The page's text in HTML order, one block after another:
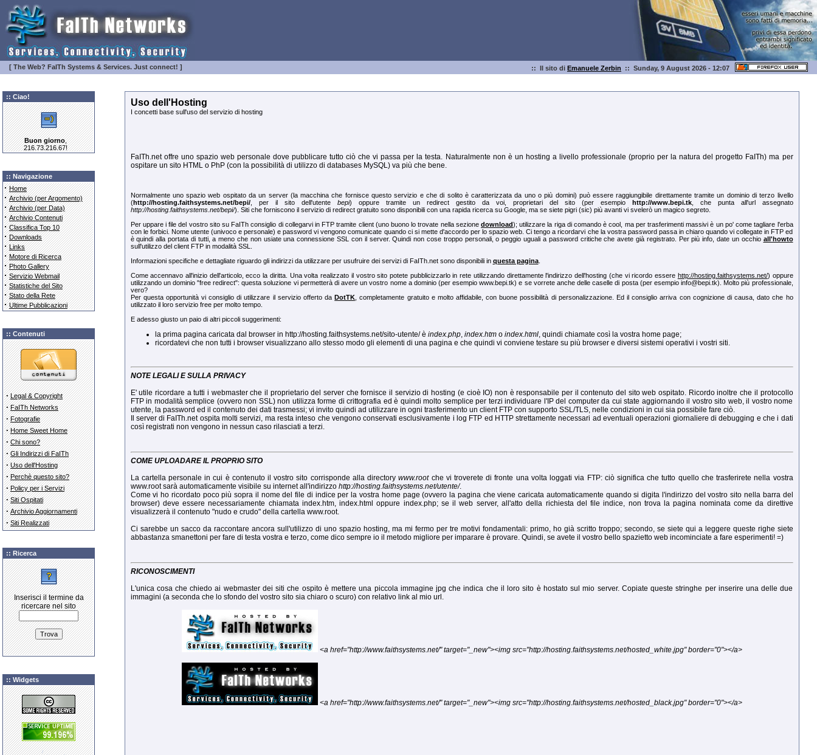
[ The Web? FaITh Systems & Services. Just connect! ] :: Il sito di Emanuele Zerbin :: Sunday, 9 August 2026 - 12:07
:: Ciao!
Buon giorno,
216.73.216.67!
:: Navigazione
· Home
· Archivio (per Argomento)
· Archivio (per Data)
· Archivio Contenuti
· Classifica Top 10
· Downloads
· Links
· Motore di Ricerca
· Photo Gallery
· Servizio Webmail
· Statistiche del Sito
· Stato della Rete
· Ultime Pubblicazioni
:: Contenuti
· Legal & Copyright
· FaITh Networks
· Fotografie
· Home Sweet Home
· Chi sono?
· Gli Indirizzi di FaITh
· Uso dell'Hosting
· Perchè questo sito?
· Policy per i Servizi
· Siti Ospitati
· Archivio Aggiornamenti
· Siti Realizzati
:: Ricerca
Inserisci il termine da
ricercare nel sito
:: Widgets
Uso dell'Hosting
I concetti base sull'uso del servizio di hosting
FaITh.net offre uno spazio web personale dove pubblicare tutto ciò che vi passa per la testa. Naturalmente non è un hosting a livello professionale (proprio per la natura del progetto FaITh) ma per
ospitare un sito HTML o PhP (con la possibilità di utilizzo di databases MySQL) va più che bene.
Normalmente uno spazio web ospitato da un server (la macchina che fornisce questo servizio e che di solito è caratterizzata da uno o più domini) può essere raggiungibile direttamente tramite un dominio di terzo livello
(http://hosting.faithsystems.net/bepi/, per il sito dell'utente bepi) oppure tramite un redirect gestito da voi, proprietari del sito (per esempio http://www.bepi.tk, che punta all'url assegnato
http://hosting.faithsystems.net/bepi/). Siti che forniscono il servizio di redirect gratuito sono disponibili con una rapida ricerca su Google, ma se siete pigri (sic) più avanti vi svelerò un magico segreto.
Per uppare i file del vostro sito su FaITh consiglio di collegarvi in FTP tramite client (uno buono lo trovate nella sezionedownload); utilizzare la riga di comando è cool, ma per trasferimenti massivi è un po' come tagliare l'erba
con le forbici. Nome utente (univoco e personale) e password vi vengono comunicate quando ci si mette d'accordo per lo spazio web. Ci tengo a ricordarvi che la vostra password passa in chiaro quando vi collegate in FTP ed
è quindi alla portata di tutti, a meno che non usiate una connessione SSL con il server. Quindi non cose troppo personali, o peggio uguali a password critiche che avete già registrato. Per più info, date un occhio all'howto
sull'utilizzo del client FTP in modalità SSL.
Informazioni specifiche e dettagliate riguardo gli indirizzi da utilizzare per usufruire dei servizi di FaITh.net sono disponibili in questa pagina.
Come accennavo all'inizio dell'articolo, ecco la diritta. Una volta realizzato il vostro sito potete pubblicizzarlo in rete utilizzando direttamente l'indirizzo dell'hosting (che vi ricordo essere http://hosting.faithsystems.net/) oppure
utilizzando un dominio "free redirect": questa soluzione vi permetterà di avere un vostro nome a dominio (per esempio www.bepi.tk) e se vorrete anche delle caselle di posta (per esempio info@bepi.tk). Molto più professionale,
vero?
Per questa opportunità vi consiglio di utilizzare il servizio offerto daDotTK , completamente gratuito e molto affidabile, con buone possibilità di personalizzazione. Ed il consiglio arriva con cognizione di causa, dato che ho
utilizzato il loro servizio free per molto tempo.
E adesso giusto un paio di altri piccoli suggerimenti:
la prima pagina caricata dal browser in http://hosting.faithsystems.net/sito-utente/ è index.php, index.htmo index.html, quindi chiamate così la vostra home page;
ricordatevi che non tutti i browser visualizzano allo stesso modo gli elementi di una pagina e che quindi vi conviene testare su più browser e diversi sistemi operativi i vostri siti.
NOTE LEGALI E SULLA PRIVACY
E' utile ricordare a tutti i webmaster che il proprietario del server che fornisce il servizio di hosting (e cioè IO) non è responsabile per il contenuto del sito web ospitato. Ricordo inoltre che il protocollo
FTP in modalità semplice (ovvero non SSL) non utilizza forme di crittografia ed è quindi molto semplice per terzi individuare l'IP del computer da cui state aggiornando il vostro sito web, il vostro nome
utente, la password ed il contenuto dei dati trasmessi; vi invito quindi ad utilizzare in ogni trasferimento un client FTP con supporto SSL/TLS, nelle condizioni in cui sia possibile fare ciò.
Il server di FaITh.net ospita molti servizi, ma resta inteso che vengono conservati esclusivamente i log FTP ed HTTP strettamente necessari ad eventuali operazioni giornaliere di debugging e che i dati
così registrati non vengono in nessun caso rilasciati a terzi.
COME UPLOADARE IL PROPRIO SITO
La cartella personale in cui è contenuto il vostro sito corrisponde alla directorywww.rootche vi troverete di fronte una volta loggati via FTP: ciò significa che tutto quello che trasferirete nella vostra
www.root sarà automaticamente visibile su internet all'indirizzo http://hosting.faithsystems.net/utente/.
Come vi ho ricordato poco più sopra il nome del file di indice per la vostra home page (ovvero la pagina che viene caricata automaticamente quando si digita l'indirizzo del vostro sito nella barra del
browser) deve essere necessariamente chiamata index.htm, index.html oppure index.php; se il web server, all'atto della richiesta del file indice, non trova la pagina nominata come da direttive
visualizzerà il contenuto "nudo e crudo" della cartella www.root.
Ci sarebbe un sacco da raccontare ancora sull'utilizzo di uno spazio hosting, ma mi fermo per tre motivi fondamentali: primo, ho già scritto troppo; secondo, se siete qui a leggere queste righe siete
abbastanza smanettoni per fare di testa vostra e terzo, come dico sempre io il metodo migliore per imparare è provare. Quindi, se avete il vostro bello spazietto web incominciate a fare esperimenti! =)
RICONOSCIMENTI
L'unica cosa che chiedo ai webmaster dei siti che ospito è mettere una piccola immagine jpg che indica che il loro sito è hostato sul mio server. Copiate queste stringhe per inserire una delle due
immagini (a seconda che lo sfondo del vostro sito sia chiaro o scuro) con relativo link al mio url.
<a href="http://www.faithsystems.net/" target="_new"><img src="http://hosting.faithsystems.net/hosted_white.jpg" border="0"></a>
<a href="http://www.faithsystems.net/" target="_new"><img src="http://hosting.faithsystems.net/hosted_black.jpg" border="0"></a>